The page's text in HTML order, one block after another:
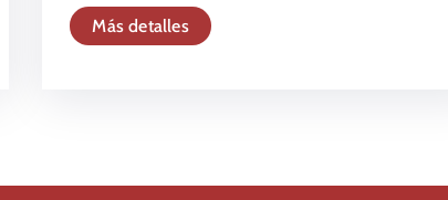
Más detalles